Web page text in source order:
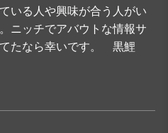
いる人や興味が合う人がい
ニッチでアバウトな情報サ
たなら幸いです。 黒鯉